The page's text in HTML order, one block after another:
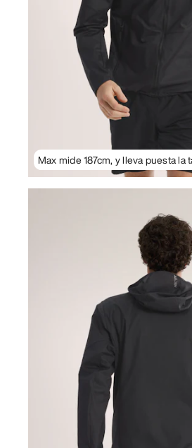
Max mide 187cm, y lleva puesta la